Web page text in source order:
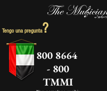
Tengo una pregunta?
800 8664
- 800
TMMI